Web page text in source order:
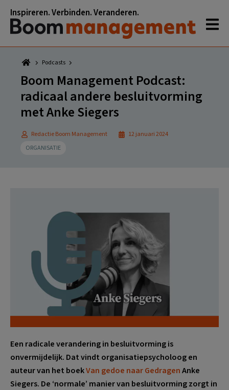
naar
hoofdnavigatie
naar
hoofd
inhoud
naar
eerste
sidebar
naar
voettekst
Inspireren. Verbinden. Veranderen.
Podcasts
Boom Management Podcast:
radicaal andere besluitvorming
met Anke Siegers
Redactie Boom Management
12 januari 2024
ORGANISATIE
Een radicale verandering in besluitvorming is
onvermijdelijk. Dat vindt organisatiepsycholoog en
auteur van het boekVan gedoe naar GedragenAnke
Siegers. De ‘normale’ manier van besluitvorming zorgt in